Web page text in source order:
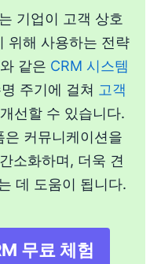
기업이 고객 상호
위해 사용하는 전략
같은 CRM 시스템
주기에 걸쳐 고객
선할 수 있습니다.
커뮤니케이션을
소화하며, 더욱 견
데 도움이 됩니다.
무료 체험